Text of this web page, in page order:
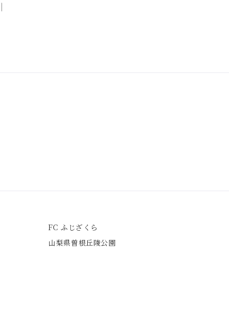
FC ふじざくら
山梨県曽根丘陵公園